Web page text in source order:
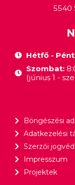
5540
Hétfő -
Szombat:
(június 1 -
Böngészési
Adatkezelési
Szerzői
Impresszum
Projektek